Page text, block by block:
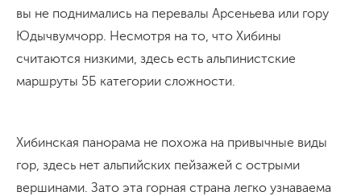
вы не поднимались на перевалы Арсеньева или гору
Юдычвумчорр. Несмотря на то, что Хибины
считаются низкими, здесь есть альпинистские
маршруты 5Б категории сложности.
Хибинская панорама не похожа на привычные виды
гор, здесь нет альпийских пейзажей с острыми
вершинами. Зато эта горная страна легко узнаваема